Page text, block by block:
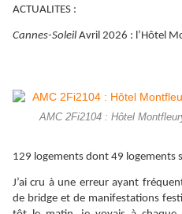
ACTUALITES :
Cannes-Soleil Avril 2026 : l’Hôtel
AMC 2Fi2104 : Hôtel
129 logements dont 49 logements
J’ai cru à une erreur ayant
de bridge et de manifestations